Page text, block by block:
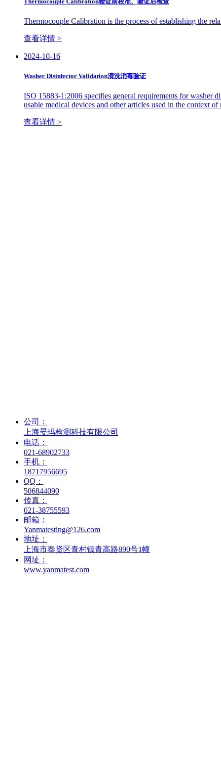
Thermocouple Calibration is the process of establishing the
查看详情 >
2024-10-16
Washer Disinfector Validation清洗消毒验证
ISO 15883-1:2006 specifies general requirements for washer
usable medical devices and other articles used in the context
查看详情 >
公司：
上海晏玛检测科技有限公司
电话：
021-68902733
手机：
18717956695
QQ：
506844090
传真：
021-38755593
邮箱：
Yanmatesting@126.com
地址：
上海市奉贤区青村镇青高路890号1幢
网址：
www.yanmatest.com